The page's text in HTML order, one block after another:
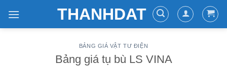
content
THANHDAT
BẢNG GIÁ VẬT TƯ ĐIỆN
Bảng giá tụ bù LS VINA